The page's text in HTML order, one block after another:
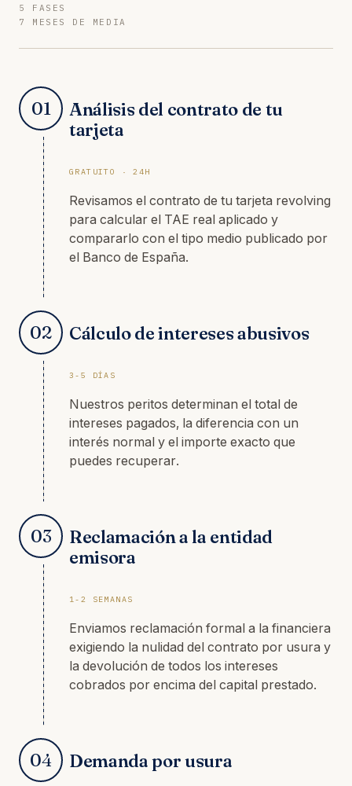
5 FASES
7 MESES DE MEDIA
01
Análisis del contrato de tu
tarjeta
GRATUITO · 24H
Revisamos el contrato de tu tarjeta revolving
para calcular el TAE real aplicado y
compararlo con el tipo medio publicado por
el Banco de España.
02 Cálculo de intereses abusivos
3-5 DÍAS
Nuestros peritos determinan el total de
intereses pagados, la diferencia con un
interés normal y el importe exacto que
puedes recuperar.
03
Reclamación a la entidad
emisora
1-2 SEMANAS
Enviamos reclamación formal a la financiera
exigiendo la nulidad del contrato por usura y
la devolución de todos los intereses
cobrados por encima del capital prestado.
04 Demanda por usura